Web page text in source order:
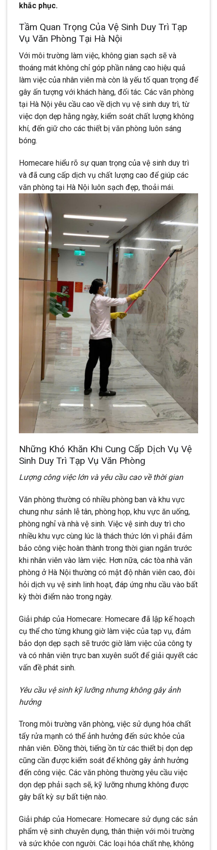
khắc phục.
Tầm Quan Trọng Của Vệ Sinh Duy Trì Tạp
Vụ Văn Phòng Tại Hà Nội
Với môi trường làm việc, không gian sạch sẽ và
thoáng mát không chỉ góp phần nâng cao hiệu quả
làm việc của nhân viên mà còn là yếu tố quan trọng để
gây ấn tượng với khách hàng, đối tác. Các văn phòng
tại Hà Nội yêu cầu cao về dịch vụ vệ sinh duy trì, từ
việc dọn dẹp hằng ngày, kiểm soát chất lượng không
khí, đến giữ cho các thiết bị văn phòng luôn sáng
bóng.
Homecare hiểu rõ sự quan trọng của vệ sinh duy trì
và đã cung cấp dịch vụ chất lượng cao để giúp các
văn phòng tại Hà Nội luôn sạch đẹp, thoải mái.
Những Khó Khăn Khi Cung Cấp Dịch Vụ Vệ
Sinh Duy Trì Tạp Vụ Văn Phòng
Lượng công việc lớn và yêu cầu cao về thời gian
Văn phòng thường có nhiều phòng ban và khu vực
chung như sảnh lễ tân, phòng họp, khu vực ăn uống,
phòng nghỉ và nhà vệ sinh. Việc vệ sinh duy trì cho
nhiều khu vực cùng lúc là thách thức lớn vì phải đảm
bảo công việc hoàn thành trong thời gian ngắn trước
khi nhân viên vào làm việc. Hơn nữa, các tòa nhà văn
phòng ở Hà Nội thường có mật độ nhân viên cao, đòi
hỏi dịch vụ vệ sinh linh hoạt, đáp ứng nhu cầu vào bất
kỳ thời điểm nào trong ngày.
Giải pháp của Homecare: Homecare đã lập kế hoạch
cụ thể cho từng khung giờ làm việc của tạp vụ, đảm
bảo dọn dẹp sạch sẽ trước giờ làm việc của công ty
và có nhân viên trực ban xuyên suốt để giải quyết các
vấn đề phát sinh.
Yêu cầu vệ sinh kỹ lưỡng nhưng không gây ảnh
hưởng
Trong môi trường văn phòng, việc sử dụng hóa chất
tẩy rửa mạnh có thể ảnh hưởng đến sức khỏe của
nhân viên. Đồng thời, tiếng ồn từ các thiết bị dọn dẹp
cũng cần được kiểm soát để không gây ảnh hưởng
đến công việc. Các văn phòng thường yêu cầu việc
dọn dẹp phải sạch sẽ, kỹ lưỡng nhưng không được
gây bất kỳ sự bất tiện nào.
Giải pháp của Homecare: Homecare sử dụng các sản
phẩm vệ sinh chuyên dụng, thân thiện với môi trường
và sức khỏe con người. Các loại hóa chất nhẹ, không